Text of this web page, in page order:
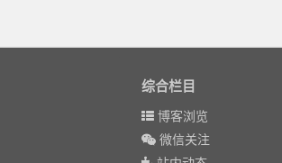
综合栏目
博客浏览
微信关注